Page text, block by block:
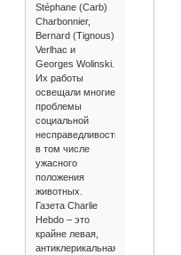
Stéphane (Carb)
Charbonnier,
Bernard (Tignous)
Verlhac и
Georges Wolinski.
Их работы
освещали многие
проблемы
социальной
несправедливости,
в том числе
ужасного
положения
животных.
Газета Charlie
Hebdo – это
крайне левая,
антиклерикальная